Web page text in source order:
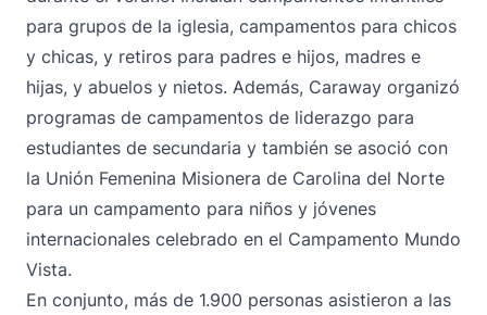
para grupos de la iglesia, campamentos para chicos
y chicas, y retiros para padres e hijos, madres e
hijas, y abuelos y nietos. Además, Caraway organizó
programas de campamentos de liderazgo para
estudiantes de secundaria y también se asoció con
la Unión Femenina Misionera de Carolina del Norte
para un campamento para niños y jóvenes
internacionales celebrado en el Campamento Mundo
Vista.
En conjunto, más de 1.900 personas asistieron a las